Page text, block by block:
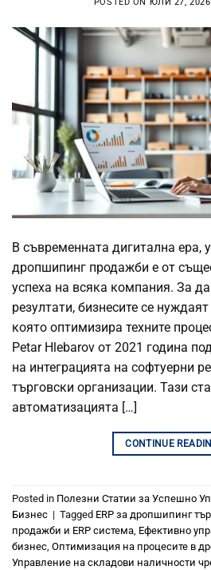
POSTED ON ЮЛИ 27, 2026
В съвременната дигитална ера,
дропшипинг продажби е от
успеха на всяка компания. За
резултати, бизнесите се
която оптимизира техните
Petar Hlebarov от 2021 година
на интеграцията на софтуерни
търговски организации. Тази
автоматизацията […]
CONTINUE
Posted in Полезни Статии за Успешно
Бизнес | Tagged ERP за дропшипинг
продажби и ERP система, Ефективно
бизнес, Оптимизация на процесите в
Управление на складови наличности